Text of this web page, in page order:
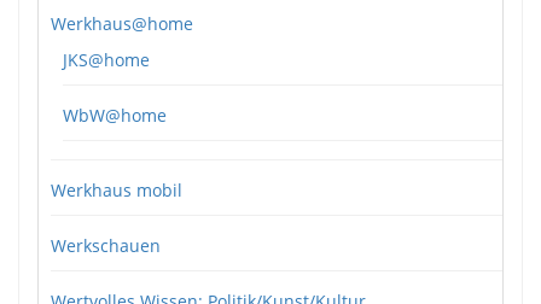
Werkhaus@home
JKS@home
WbW@home
Werkhaus mobil
Werkschauen